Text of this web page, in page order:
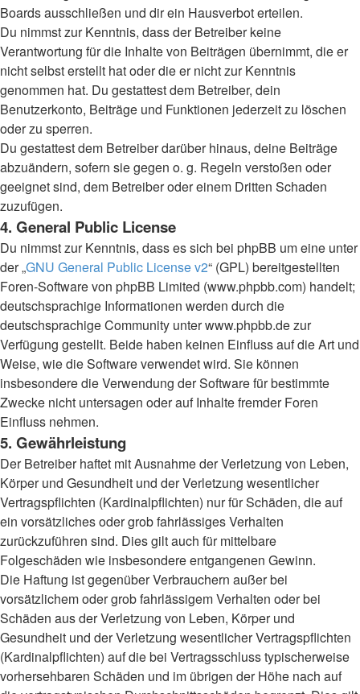
Boards ausschließen und dir ein Hausverbot erteilen.
Du nimmst zur Kenntnis, dass der Betreiber keine
Verantwortung für die Inhalte von Beiträgen übernimmt, die er
nicht selbst erstellt hat oder die er nicht zur Kenntnis
genommen hat. Du gestattest dem Betreiber, dein
Benutzerkonto, Beiträge und Funktionen jederzeit zu löschen
oder zu sperren.
Du gestattest dem Betreiber darüber hinaus, deine Beiträge
abzuändern, sofern sie gegen o. g. Regeln verstoßen oder
geeignet sind, dem Betreiber oder einem Dritten Schaden
zuzufügen.
4. General Public License
Du nimmst zur Kenntnis, dass es sich bei phpBB um eine unter
der „GNU General Public License v2“ (GPL) bereitgestellten
Foren-Software von phpBB Limited (www.phpbb.com) handelt;
deutschsprachige Informationen werden durch die
deutschsprachige Community unter www.phpbb.de zur
Verfügung gestellt. Beide haben keinen Einfluss auf die Art und
Weise, wie die Software verwendet wird. Sie können
insbesondere die Verwendung der Software für bestimmte
Zwecke nicht untersagen oder auf Inhalte fremder Foren
Einfluss nehmen.
5. Gewährleistung
Der Betreiber haftet mit Ausnahme der Verletzung von Leben,
Körper und Gesundheit und der Verletzung wesentlicher
Vertragspflichten (Kardinalpflichten) nur für Schäden, die auf
ein vorsätzliches oder grob fahrlässiges Verhalten
zurückzuführen sind. Dies gilt auch für mittelbare
Folgeschäden wie insbesondere entgangenen Gewinn.
Die Haftung ist gegenüber Verbrauchern außer bei
vorsätzlichem oder grob fahrlässigem Verhalten oder bei
Schäden aus der Verletzung von Leben, Körper und
Gesundheit und der Verletzung wesentlicher Vertragspflichten
(Kardinalpflichten) auf die bei Vertragsschluss typischerweise
vorhersehbaren Schäden und im übrigen der Höhe nach auf